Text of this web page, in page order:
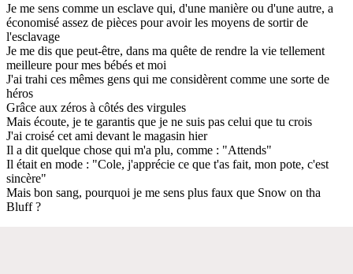
Je me sens comme un esclave qui, d'une manière ou d'une autre, a
économisé assez de pièces pour avoir les moyens de sortir de
l'esclavage
Je me dis que peut-être, dans ma quête de rendre la vie tellement
meilleure pour mes bébés et moi
J'ai trahi ces mêmes gens qui me considèrent comme une sorte de
héros
Grâce aux zéros à côtés des virgules
Mais écoute, je te garantis que je ne suis pas celui que tu crois
J'ai croisé cet ami devant le magasin hier
Il a dit quelque chose qui m'a plu, comme : "Attends"
Il était en mode : "Cole, j'apprécie ce que t'as fait, mon pote, c'est
sincère"
Mais bon sang, pourquoi je me sens plus faux que Snow on tha
Bluff ?